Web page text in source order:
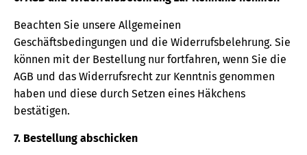
Beachten Sie unsere Allgemeinen
Geschäftsbedingungen und die Widerrufsbelehrung. Sie
können mit der Bestellung nur fortfahren, wenn Sie die
AGB und das Widerrufsrecht zur Kenntnis genommen
haben und diese durch Setzen eines Häkchens
bestätigen.
7. Bestellung abschicken